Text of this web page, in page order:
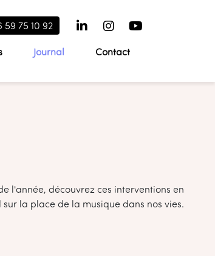
Journal Contact
59 75 10 92
l'année, découvrez ces interventions en
la place de la musique dans nos vies.